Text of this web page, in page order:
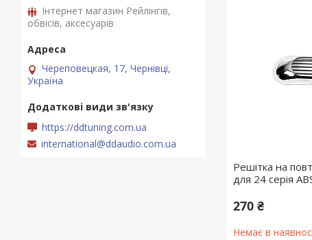
Решітка на
для 24 серія
270 ₴
Немає в
Інтернет магазин Рейлінгів,
обвісів, аксесуарів
Череповецкая, 17, Чернівці,
Україна
https://ddtuning.com.ua
international@ddaudio.com.ua